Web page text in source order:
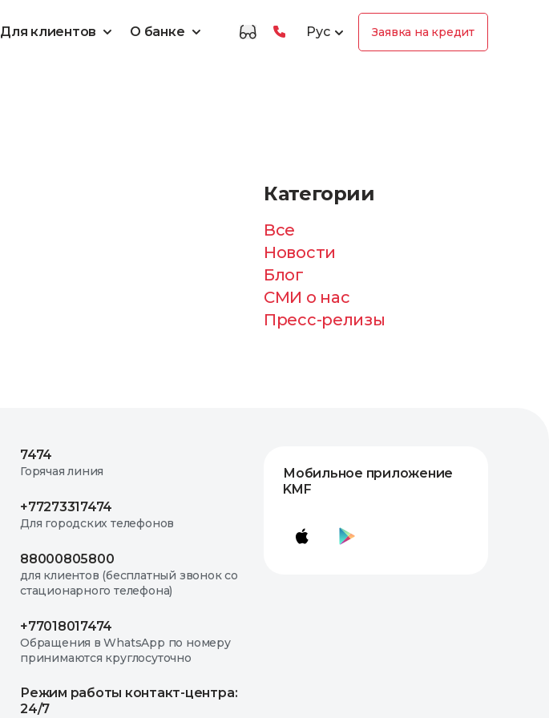
Для клиентов О банке Рус Заявка на кредит
Категории
Все
Новости
Блог
СМИ о нас
Пресс-релизы
7474
Горячая линия
+77273317474
Для городских телефонов
88000805800
для клиентов (бесплатный звонок со
стационарного телефона)
+77018017474
Обращения в WhatsApp по номеру
принимаются круглосуточно
Режим работы контакт-центра:
24/7
Мобильное приложение
KMF